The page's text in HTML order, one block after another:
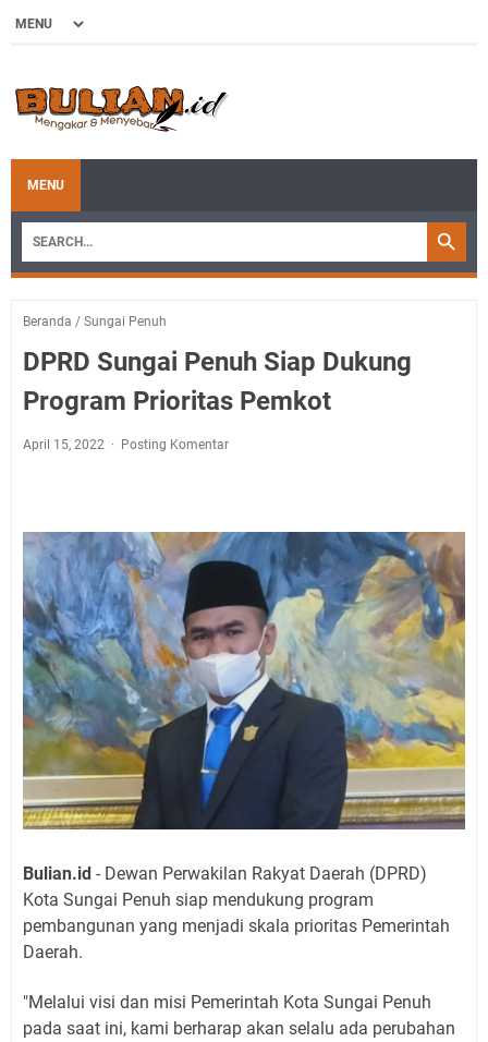
MENU
Beranda / Sungai Penuh
DPRD Sungai Penuh Siap Dukung
Program Prioritas Pemkot
April 15, 2022 Posting Komentar
Bulian.id - Dewan Perwakilan Rakyat Daerah (DPRD)
Kota Sungai Penuh siap mendukung program
pembangunan yang menjadi skala prioritas Pemerintah
Daerah.
"Melalui visi dan misi Pemerintah Kota Sungai Penuh
pada saat ini, kami berharap akan selalu ada perubahan